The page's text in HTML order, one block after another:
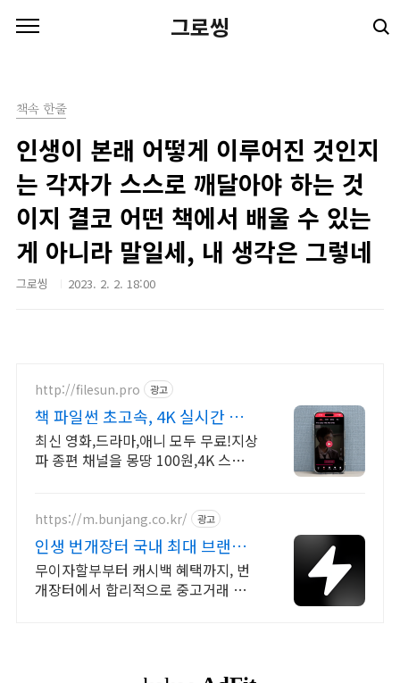
그로씽
책속 한줄
인생이 본래 어떻게 이루어진 것인지
는 각자가 스스로 깨달아야 하는 것
이지 결코 어떤 책에서 배울 수 있는
게 아니라 말일세, 내 생각은 그렇네
그로씽 2023. 2. 2. 18:00
http://filesun.pro 광고
책 파일썬 초고속, 4K 실시간 보
기!
최신 영화,드라마,애니 모두 무료!지상
파 종편 채널을 몽땅 100원,4K 스트리
https://m.bunjang.co.kr/ 광고
인생 번개장터 국내 최대 브랜드
중고거래
무이자할부부터 캐시백 혜택까지, 번
개장터에서 합리적으로 중고거래 하